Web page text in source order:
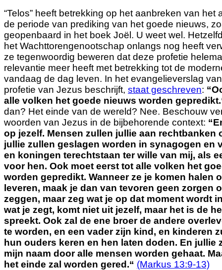
“Telos” heeft betrekking op het aanbreken van het
de periode van prediking van het goede nieuws,
geopenbaard in het boek Joël. U weet wel.
het Wachttorengenootschap onlangs nog heeft
ze tegenwoordig beweren dat deze profetie
relevantie meer heeft met betrekking tot de
vandaag de dag leven. In het evangelieverslag
profetie van Jezus beschrijft, staat geschreven: “
alle volken het goede nieuws worden gepredikt.
dan? Het einde van de wereld? Nee. Beschouw
woorden van Jezus in de bijbehorende context: “
op jezelf. Mensen zullen jullie aan rechtbanken
jullie zullen geslagen worden in synagogen en
en koningen terechtstaan ter wille van mij, als
voor hen. Ook moet eerst tot alle volken het
worden gepredikt. Wanneer ze je komen halen
leveren, maak je dan van tevoren geen zorgen
zeggen, maar zeg wat je op dat moment wordt
wat je zegt, komt niet uit jezelf, maar het is de
spreekt. Ook zal de ene broer de andere
te worden, en een vader zijn kind, en kinderen
hun ouders keren en hen laten doden. En jullie
mijn naam door alle mensen worden gehaat.
het einde zal worden gered.“ (Markus 13:9-13)